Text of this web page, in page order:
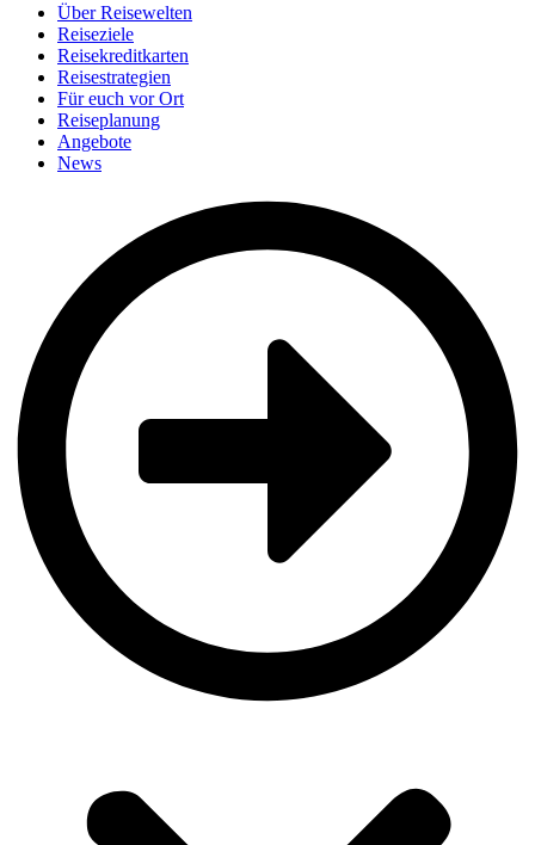
Über Reisewelten
Reiseziele
Reisekreditkarten
Reisestrategien
Für euch vor Ort
Reiseplanung
Angebote
News